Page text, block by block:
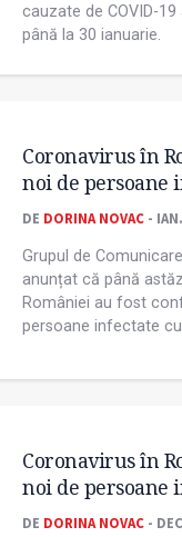
cauzate de COVID-
până la 30 ianuarie.
Coronavirus în
noi de persoane
DE DORINA NOVAC -
Grupul de
anunțat că până
României au fost
persoane infectate
Coronavirus în
noi de persoane
DE DORINA NOVAC -